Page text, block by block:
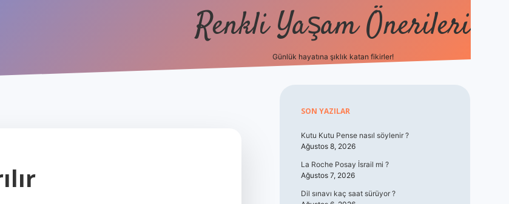
Renkli Yaşam Önerileri
Günlük hayatına şıklık katan fikirler!
Sidebar
SON YAZILAR
Kutu Kutu Pense nasıl söylenir ?
Ağustos 8, 2026
La Roche Posay İsrail mi ?
Ağustos 7, 2026
Dil sınavı kaç saat sürüyor ?